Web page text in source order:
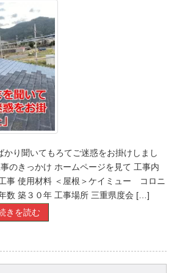
かり聞いてもろてご迷惑をお掛けしまし
のきっかけ ホームページを見て 工事内
事 使用材料 ＜屋根＞ケイミュー コロニ
数 築３０年 工事場所 三重県度会 […]
きを読む